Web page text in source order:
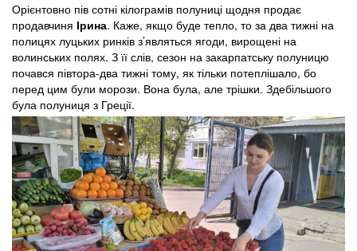
Орієнтовно пів сотні кілограмів полуниці щодня продає
продавчиня Ірина. Каже, якщо буде тепло, то за два тижні на
полицях луцьких ринків з’являться ягоди, вирощені на
волинських полях. З її слів, сезон на закарпатську полуницю
почався півтора-два тижні тому, як тільки потеплішало, бо
перед цим були морози. Вона була, але трішки. Здебільшого
була полуниця з Греції.